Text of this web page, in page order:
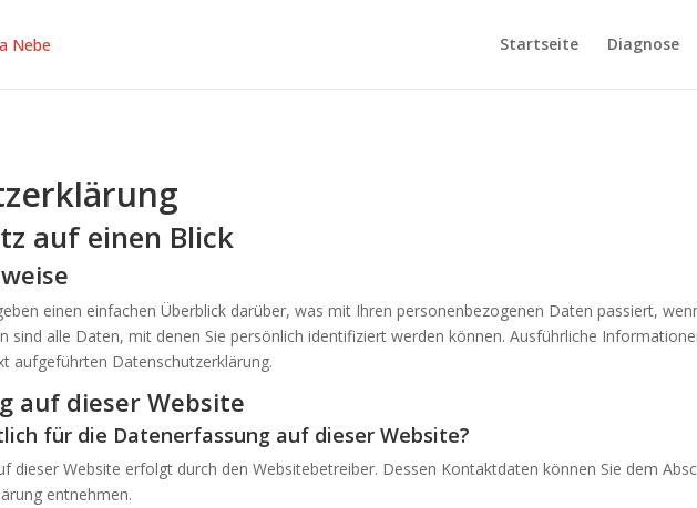
Startseite Diagnose
auf einen Blick
einen einfachen Überblick darüber, was mit Ihren personenbezogenen Daten passiert,
sind alle Daten, mit denen Sie persönlich identifiziert werden können. Ausführliche
aufgeführten Datenschutzerklärung.
auf dieser Website
für die Datenerfassung auf dieser Website?
dieser Website erfolgt durch den Websitebetreiber. Dessen Kontaktdaten können Sie dem
entnehmen.